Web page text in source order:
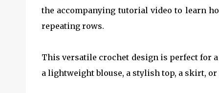
the accompanying tutorial video to learn
repeating rows.
This versatile crochet design is perfect for
a lightweight blouse, a stylish top, a skirt,